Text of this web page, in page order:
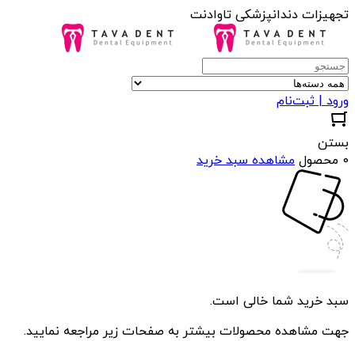
تجهیزات دندانپزشکی تاوادنت
ورود | ثبت‌نام
بستن
0 محصول
مشاهده سبد خرید
سبد خرید شما خالی است.
جهت مشاهده محصولات بیشتر به صفحات زیر مراجعه نمایید.